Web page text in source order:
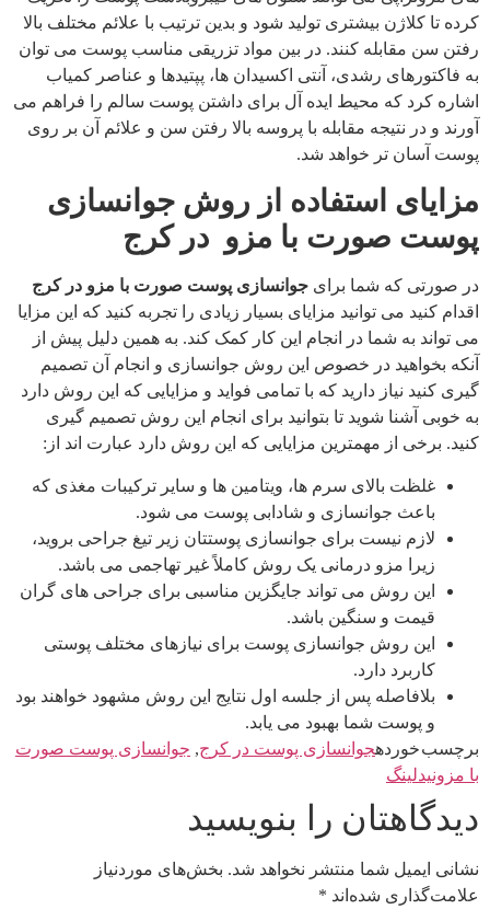
کرده تا کلاژن بیشتری تولید شود و بدین ترتیب با علائم مختلف بالا
رفتن سن مقابله کنند. در بین مواد تزریقی مناسب پوست می توان
به فاکتورهای رشدی، آنتی اکسیدان ها، پپتیدها و عناصر کمیاب
اشاره کرد که محیط ایده آل برای داشتن پوست سالم را فراهم می
آورند و در نتیجه مقابله با پروسه بالا رفتن سن و علائم آن بر روی
پوست آسان تر خواهد شد.
مزایای استفاده از روش جوانسازی
پوست صورت با مزو در کرج
در صورتی که شما برای جوانسازی پوست صورت با مزو در کرج
اقدام کنید می توانید مزایای بسیار زیادی را تجربه کنید که این مزایا
می تواند به شما در انجام این کار کمک کند. به همین دلیل پیش از
آنکه بخواهید در خصوص این روش جوانسازی و انجام آن تصمیم
گیری کنید نیاز دارید که با تمامی فواید و مزایایی که این روش دارد
به خوبی آشنا شوید تا بتوانید برای انجام این روش تصمیم گیری
کنید. برخی از مهمترین مزایایی که این روش دارد عبارت اند از:
غلظت بالای سرم ها، ویتامین ها و سایر ترکیبات مغذی که
باعث جوانسازی و شادابی پوست می شود.
لازم نیست برای جوانسازی پوستتان زیر تیغ جراحی بروید،
زیرا مزو درمانی یک روش کاملاً غیر تهاجمی می باشد.
این روش می تواند جایگزین مناسبی برای جراحی های گران
قیمت و سنگین باشد.
این روش جوانسازی پوست برای نیازهای مختلف پوستی
کاربرد دارد.
بلافاصله پس از جلسه اول نتایج این روش مشهود خواهند بود
و پوست شما بهبود می یابد.
برچسب خوردهجوانسازی پوست در کرج, جوانسازی پوست صورت
با مزونیدلینگ
دیدگاهتان را بنویسید
نشانی ایمیل شما منتشر نخواهد شد. بخش‌های موردنیاز
علامت‌گذاری شده‌اند *